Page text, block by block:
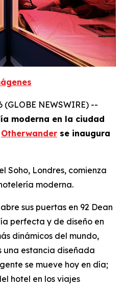
(GLOBE NEWSWIRE) --
moderna en la ciudad
Otherwander se inaugura
Soho, Londres, comienza
moderna.
sus puertas en 92 Dean
perfecta y de diseño en
dinámicos del mundo,
una estancia diseñada
se mueve hoy en día;
hotel en los viajes